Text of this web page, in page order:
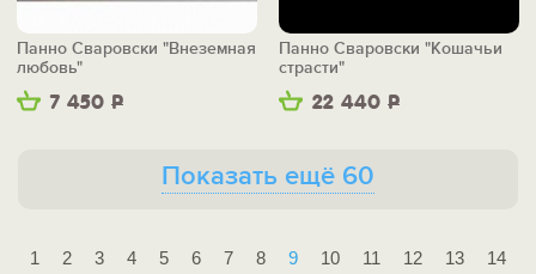
7 450 Р
Панно Сваровски "Внеземная
любовь"
22 440 Р
Панно Сваровски "Кошачьи
страсти"
Показать ещё 60
1 2 3 4 5 6 7 8 9 10 11 12 13 14